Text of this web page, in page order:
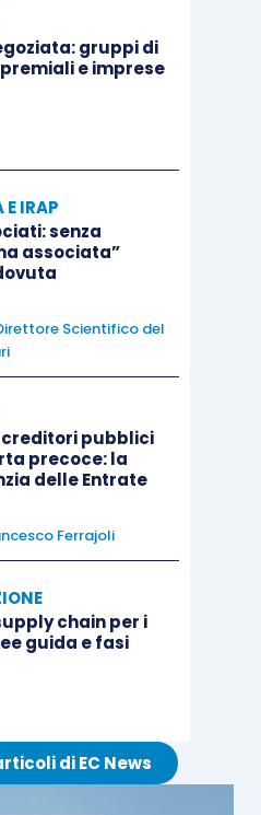
gruppi di
e imprese
E IRAP
senza
associata”
Scientifico del
creditori pubblici
precoce: la
delle Entrate
Ferrajoli
chain per i
guida e fasi
di EC News